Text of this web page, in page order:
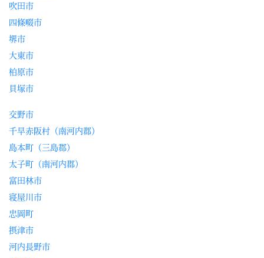
吹田市
四條畷市
堺市
大東市
柏原市
貝塚市
交野市
千早赤阪村（南河内郡）
島本町（三島郡）
太子町（南河内郡）
富田林市
寝屋川市
忠岡町
摂津市
河内長野市